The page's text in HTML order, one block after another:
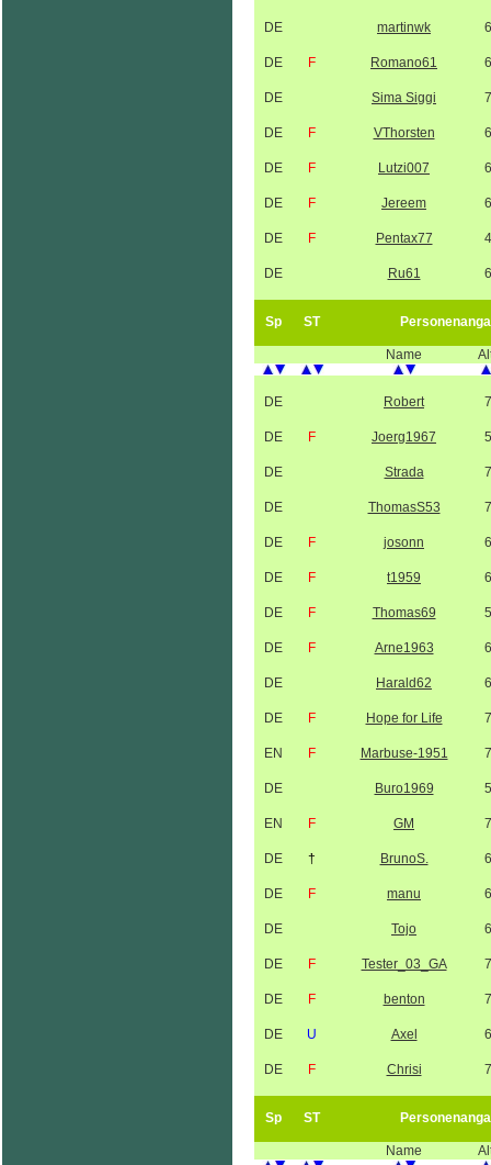
DE martinwk
DE F Romano61
DE Sima Siggi
DE F VThorsten
DE F Lutzi007
DE F Jereem
DE F Pentax77
DE Ru61
Sp ST
Name
DE Robert
DE F Joerg1967
DE Strada
DE ThomasS53
DE F josonn
DE F t1959
DE F Thomas69
DE F Arne1963
DE Harald62
DE F Hope for Life
EN F Marbuse-1951
DE Buro1969
EN F GM
DE † BrunoS.
DE F manu
DE Tojo
DE F Tester_03_GA
DE F benton
DE U Axel
DE F Chrisi
Sp ST
Name